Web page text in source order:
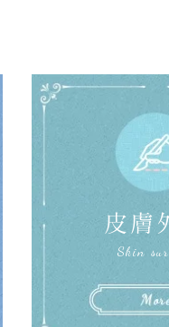
皮膚
Skin